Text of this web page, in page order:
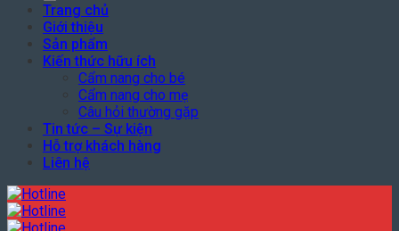
Trang chủ
Giới thiệu
Sản phẩm
Kiến thức hữu ích
Cẩm nang cho bé
Cẩm nang cho mẹ
Câu hỏi thường gặp
Tin tức – Sự kiện
Hỗ trợ khách hàng
Liên hệ